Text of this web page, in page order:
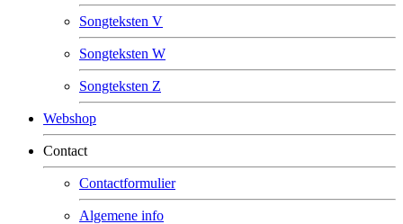
Songteksten V
Songteksten W
Songteksten Z
Webshop
Contact
Contactformulier
Algemene info